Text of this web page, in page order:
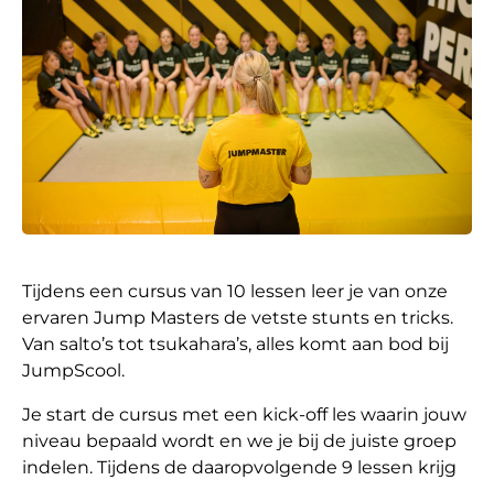
Tijdens een cursus van 10 lessen leer je van onze
ervaren Jump Masters de vetste stunts en tricks.
Van salto’s tot tsukahara’s, alles komt aan bod bij
JumpScool.
Je start de cursus met een kick-off les waarin jouw
niveau bepaald wordt en we je bij de juiste groep
indelen. Tijdens de daaropvolgende 9 lessen krijg